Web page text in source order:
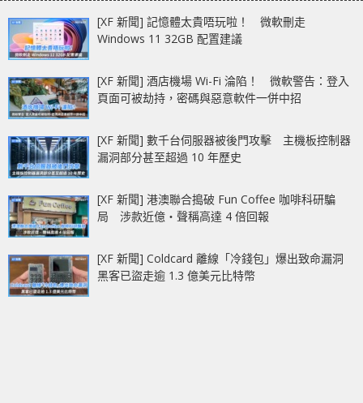
[XF 新聞] 記憶體太貴唔玩啦！ 微軟刪走
Windows 11 32GB 配置建議
[XF 新聞] 酒店機場 Wi-Fi 淪陷！ 微軟警告：登入
頁面可被劫持，密碼與惡意軟件一併中招
[XF 新聞] 數千台伺服器被後門攻擊 主機板控制器
漏洞部分甚至超過 10 年歷史
[XF 新聞] 港澳聯合搗破 Fun Coffee 咖啡科研騙
局 涉款近億‧聲稱高達 4 倍回報
[XF 新聞] Coldcard 離線「冷錢包」爆出致命漏洞
黑客已盜走逾 1.3 億美元比特幣